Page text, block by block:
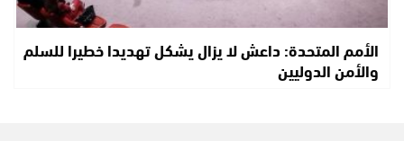
الأمم المتحدة: داعش لا يزال يشكل تهديدا خطيرا للسلم
والأمن الدوليين